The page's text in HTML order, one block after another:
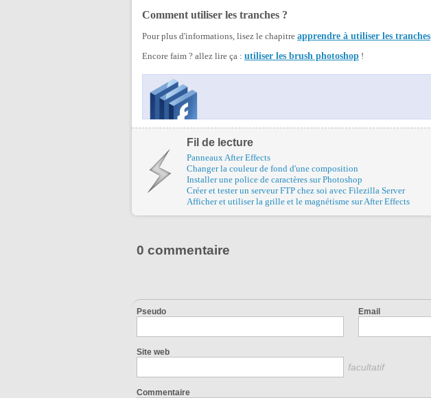
Comment utiliser les tranches ?
Pour plus d'informations, lisez le chapitre apprendre à utiliser les tranches
Encore faim ? allez lire ça : utiliser les brush photoshop !
Fil de lecture
Panneaux After Effects
Changer la couleur de fond d'une composition
Installer une police de caractères sur Photoshop
Créer et tester un serveur FTP chez soi avec Filezilla Server
Afficher et utiliser la grille et le magnétisme sur After Effects
0 commentaire
Pseudo Email
Site web
facultatif
Commentaire